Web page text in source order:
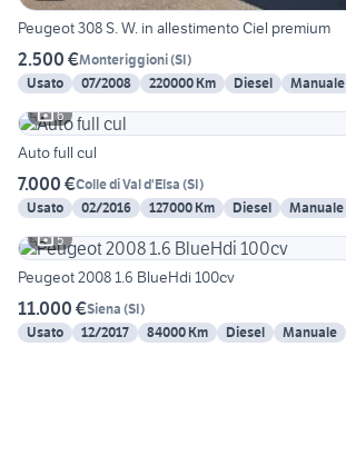
Peugeot 308 S. W. in allestimento Ciel premium
2.500 €Monteriggioni(SI)
Usato
07/2008 220000 Km Diesel Manuale
6
Auto full cul
7.000 €Colle di Val d'Elsa (SI)
Usato
02/2016 127000 Km Diesel Manuale
5
Peugeot 2008 1.6 BlueHdi 100cv
11.000 €Siena (SI)
Usato
12/2017 84000 Km Diesel Manuale